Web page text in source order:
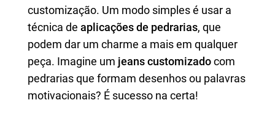
customização. Um modo simples é usar a
técnica de aplicações de pedrarias, que
podem dar um charme a mais em qualquer
peça. Imagine um jeans customizadocom
pedrarias que formam desenhos ou palavras
motivacionais? É sucesso na certa!